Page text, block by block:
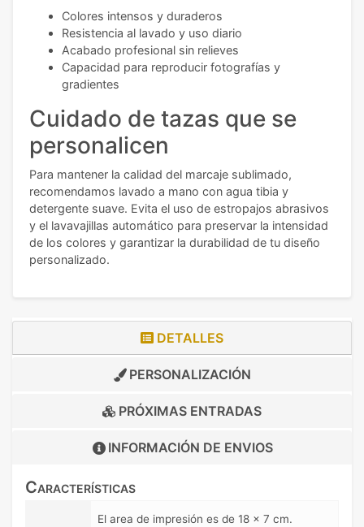
Colores intensos y duraderos
Resistencia al lavado y uso diario
Acabado profesional sin relieves
Capacidad para reproducir fotografías y
gradientes
Cuidado de tazas que se
personalicen
Para mantener la calidad del marcaje sublimado,
recomendamos lavado a mano con agua tibia y
detergente suave. Evita el uso de estropajos abrasivos
y el lavavajillas automático para preservar la intensidad
de los colores y garantizar la durabilidad de tu diseño
personalizado.
DETALLES
PERSONALIZACIÓN
PRÓXIMAS ENTRADAS
INFORMACIÓN DE ENVIOS
Características
El area de impresión es de 18 x 7 cm.